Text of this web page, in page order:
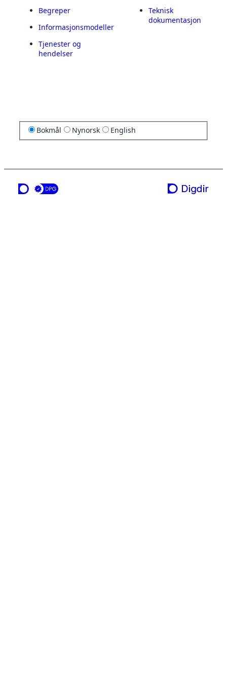
Begreper
Informasjonsmodeller
Tjenester og
hendelser
Teknisk
dokumentasjon
Bokmål Nynorsk English